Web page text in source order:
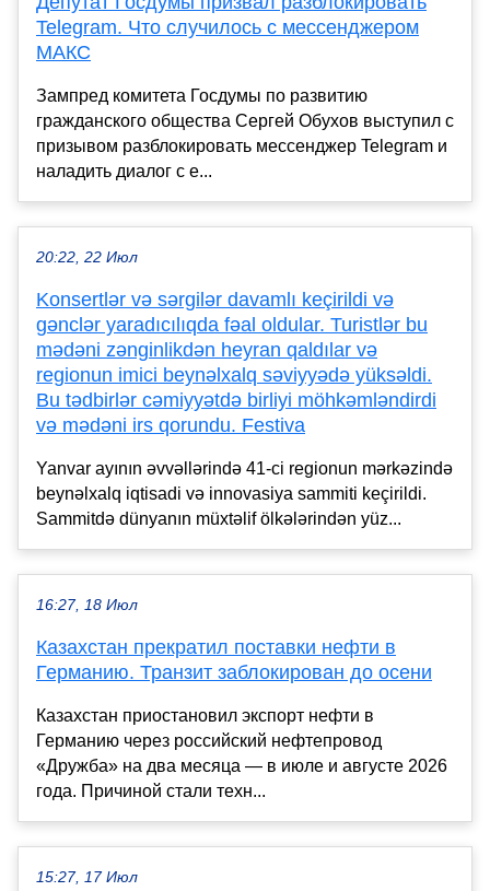
Telegram. Что случилось с мессенджером
МАКС
Зампред комитета Госдумы по развитию
гражданского общества Сергей Обухов выступил с
призывом разблокировать мессенджер Telegram и
наладить диалог с е...
20:22, 22 Июл
Konsertlər və sərgilər davamlı keçirildi və
gənclər yaradıcılıqda fəal oldular. Turistlər bu
mədəni zənginlikdən heyran qaldılar və
regionun imici beynəlxalq səviyyədə yüksəldi.
Bu tədbirlər cəmiyyətdə birliyi möhkəmləndirdi
və mədəni irs qorundu. Festiva
Yanvar ayının əvvəllərində 41-ci regionun mərkəzində
beynəlxalq iqtisadi və innovasiya sammiti keçirildi.
Sammitdə dünyanın müxtəlif ölkələrindən yüz...
16:27, 18 Июл
Казахстан прекратил поставки нефти в
Германию. Транзит заблокирован до осени
Казахстан приостановил экспорт нефти в
Германию через российский нефтепровод
«Дружба» на два месяца — в июле и августе 2026
года. Причиной стали техн...
15:27, 17 Июл